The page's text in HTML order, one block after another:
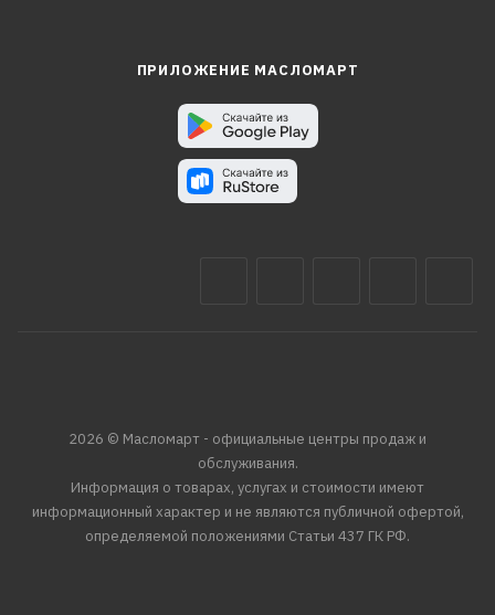
ПРИЛОЖЕНИЕ МАСЛОМАРТ
2026 © Масломарт - официальные центры продаж и
обслуживания.
Информация о товарах, услугах и стоимости имеют
информационный характер и не являются публичной офертой,
определяемой положениями Статьи 437 ГК РФ.